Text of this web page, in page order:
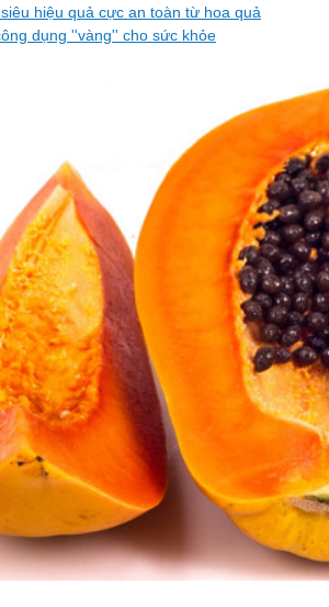
hiệu quả cực an toàn từ hoa quả
dụng ''vàng'' cho sức khỏe